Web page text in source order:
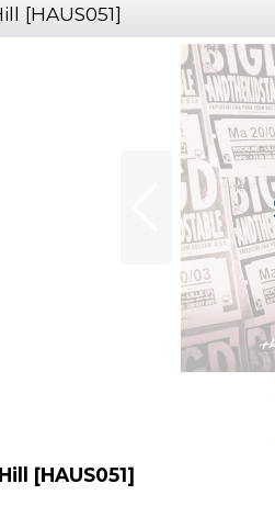
[HAUS051]
[HAUS051]